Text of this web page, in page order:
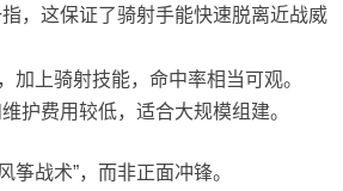
，这保证了骑射手能快速脱离近战威
加上骑射技能，命中率相当可观。
护费用较低，适合大规模组建。
筝战术”，而非正面冲锋。